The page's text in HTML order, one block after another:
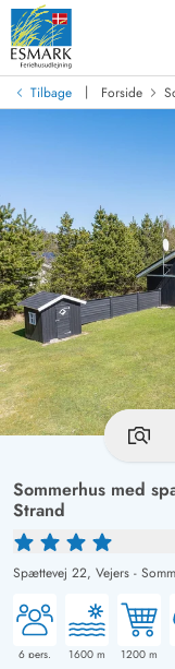
Tilbage | Forside
Sommerhus med
Strand
Spættevej 22, Vejers -
6 pers. 1600 m 1200 m